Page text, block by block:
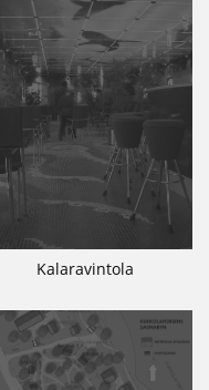
Kalaravintola